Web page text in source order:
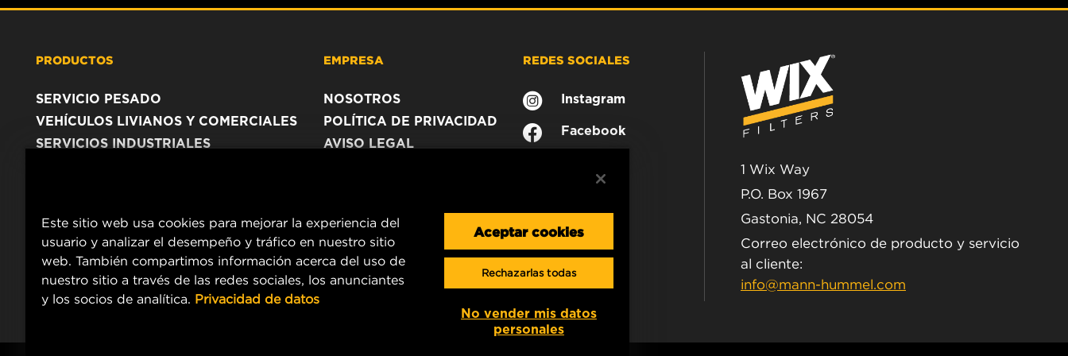
PRODUCTOS
SERVICIO PESADO
VEHÍCULOS LIVIANOS Y COMERCIALES
SERVICIOS INDUSTRIALES
EMPRESA
NOSOTROS
POLÍTICA DE PRIVACIDAD
AVISO LEGAL
REDES SOCIALES
Instagram
Facebook
1 Wix Way
P.O. Box 1967
Gastonia, NC 28054
Correo electrónico de producto y servicio
al cliente:
info@mann-hummel.com
Este sitio web usa cookies para mejorar la experiencia del
usuario y analizar el desempeño y tráfico en nuestro sitio
web. También compartimos información acerca del uso de
nuestro sitio a través de las redes sociales, los anunciantes
y los socios de analítica. Privacidad de datos
Aceptar cookies
Rechazarlas todas
No vender mis datos
personales